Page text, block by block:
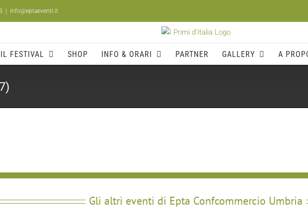
info@eptaeventi.it
IL FESTIVAL SHOP INFO & ORARI PARTNER GALLERY A
Gli altri eventi di Epta Confcommercio Umbria